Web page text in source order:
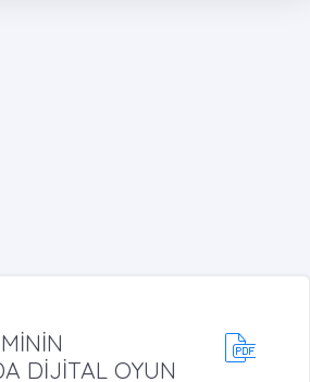
DİJİTAL OYUN